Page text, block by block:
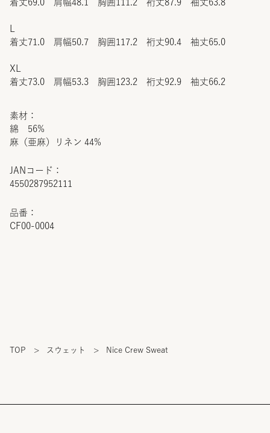
JANコード：
4550287952111
品番：
CF00-0004
着丈69.0 肩幅48.1 胸囲111.2 裄丈87.9 袖丈63.8
着丈71.0 肩幅50.7 胸囲117.2 裄丈90.4 袖丈65.0
XL
着丈73.0 肩幅53.3 胸囲123.2 裄丈92.9 袖丈66.2
素材：
綿 56%
麻（亜麻）リネン 44%
TOP > スウェット > Nice Crew Sweat